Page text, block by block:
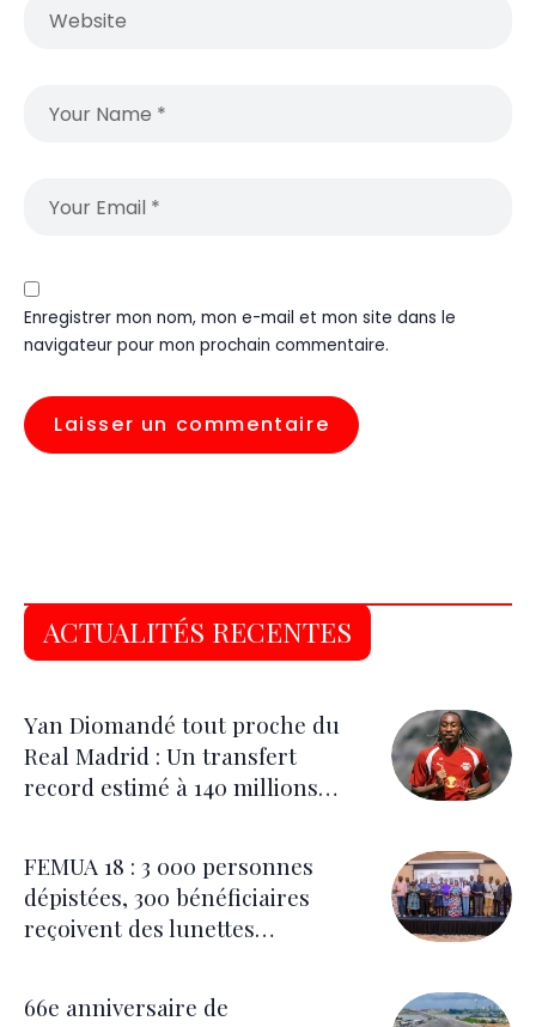
Enregistrer mon nom, mon e-mail et mon site dans le
navigateur pour mon prochain commentaire.
ACTUALITÉS RECENTES
Yan Diomandé tout proche du
Real Madrid : Un transfert
record estimé à 140 millions
FEMUA 18 : 3 000 personnes
dépistées, 300 bénéficiaires
reçoivent des lunettes
66e anniversaire de